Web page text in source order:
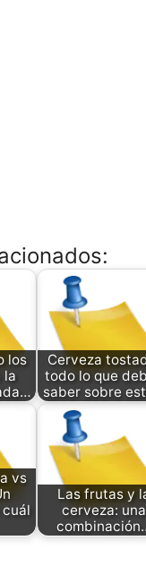
los
la
Cerveza
todo lo que
saber sobre
vs
Las frutas y
cerveza: una